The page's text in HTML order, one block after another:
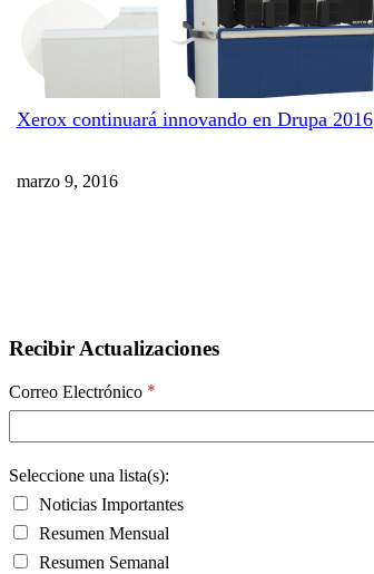
Xerox continuará innovando en Drupa 2016
marzo 9, 2016
Recibir Actualizaciones
Correo Electrónico *
Seleccione una lista(s):
Noticias Importantes
Resumen Mensual
Resumen Semanal